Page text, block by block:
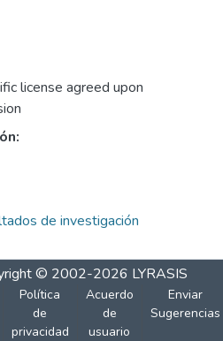
license agreed upon
de investigación
© 2002-2026 LYRASIS
Política
de
privacidad
Acuerdo
de
usuario
Enviar
Sugerencias